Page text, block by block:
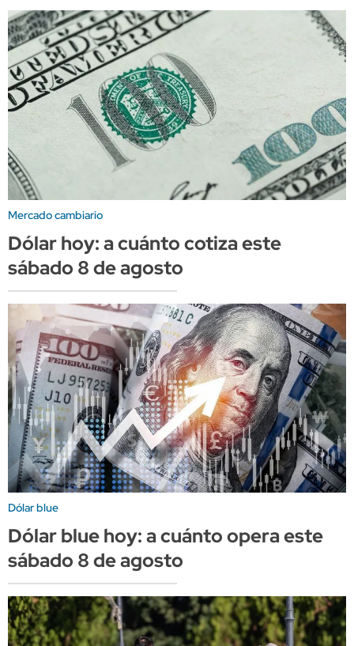
Mercado cambiario
Dólar hoy: a cuánto cotiza este
sábado 8 de agosto
Dólar blue
Dólar blue hoy: a cuánto opera este
sábado 8 de agosto